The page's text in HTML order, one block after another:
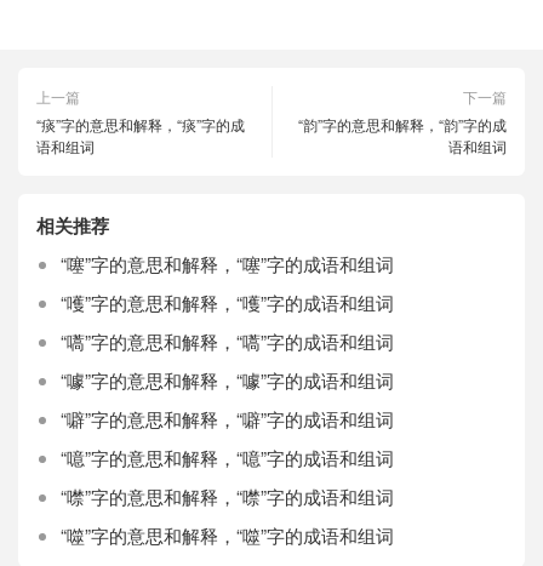
上一篇
“痰”字的意思和解释，“痰”字的成
语和组词
下一篇
“韵”字的意思和解释，“韵”字的成
语和组词
相关推荐
“噻”字的意思和解释，“噻”字的成语和组词
“嚄”字的意思和解释，“嚄”字的成语和组词
“嚆”字的意思和解释，“嚆”字的成语和组词
“噱”字的意思和解释，“噱”字的成语和组词
“噼”字的意思和解释，“噼”字的成语和组词
“噫”字的意思和解释，“噫”字的成语和组词
“噤”字的意思和解释，“噤”字的成语和组词
“噬”字的意思和解释，“噬”字的成语和组词